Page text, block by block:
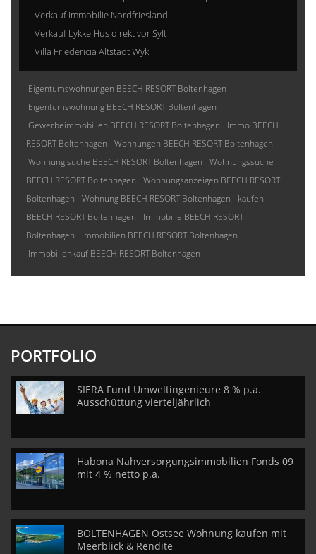
Verkauf Immobilie Nordfriesland
Verkauf Lykke Hus direkt vor Sylt
Villa Friedericia Altstadt Wyk
Eigentumswohnungen BEECH RESORT Boltenhagen
Eigentumswohnung BEECH RESORT Boltenhagen
Gewerbeimmobilien BEECH RESORT Boltenhagen
Immo BEECH
RESORT Boltenhagen
Wohnungen BEECH RESORT Boltenhagen
Wohnung suche BEECH RESORT Boltenhagen
Wohnungssuche
BEECH RESORT Boltenhagen
Wohnungsanzeigen BEECH RESORT
Boltenhagen
Wohnung BEECH RESORT Boltenhagen
kaufen
BEECH RESORT Boltenhagen
Immobilie BEECH RESORT
Boltenhagen
Immobilien BEECH RESORT Boltenhagen
Immobilienkauf BEECH RESORT Boltenhagen
PORTFOLIO
SIERA Fund Umweltingenieure 8 % p.a.
Ausschüttung vierteljährlich
Habona Nahversorgungsimmobilien Fonds 09
mit 4 % netto p.a.
BOLTENHAGEN Ostsee Wohnung kaufen mit
Meerblick & Rendite